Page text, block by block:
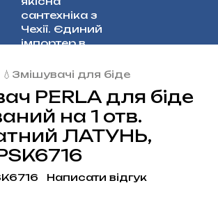
💧Змішувачі для біде
PERLA для біде
на 1 отв.
ЛАТУНЬ,
Написати відгук